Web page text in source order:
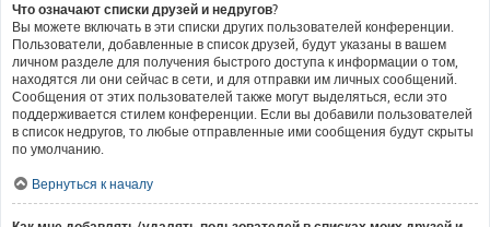
Что означают списки друзей и недругов?
Вы можете включать в эти списки других пользователей конференции.
Пользователи, добавленные в список друзей, будут указаны в вашем
личном разделе для получения быстрого доступа к информации о том,
находятся ли они сейчас в сети, и для отправки им личных сообщений.
Сообщения от этих пользователей также могут выделяться, если это
поддерживается стилем конференции. Если вы добавили пользователей
в список недругов, то любые отправленные ими сообщения будут скрыты
по умолчанию.
Вернуться к началу